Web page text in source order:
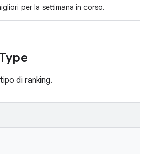
per la settimana in corso.
di ranking.